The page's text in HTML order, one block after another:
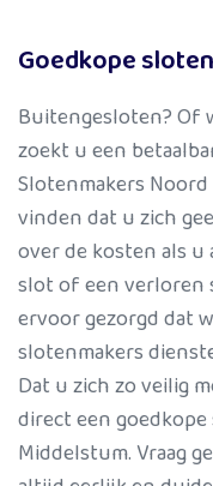
Goedkope
Buitengesloten? Of
zoekt u een
Slotenmakers
vinden dat u zich
over de kosten als
slot of een verloren
ervoor gezorgd dat
slotenmakers
Dat u zich zo veilig
direct een
Middelstum. Vraag